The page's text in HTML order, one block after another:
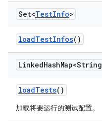
Set<TestInfo>
loadTestInfos()
LinkedHashMap<String
loadTests()
加载将要运行的测试配置。